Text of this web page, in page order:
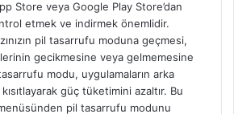
Store veya Google Play Store’dan
etmek ve indirmek önemlidir.
pil tasarrufu moduna geçmesi,
gecikmesine veya gelmemesine
modu, uygulamaların arka
kısıtlayarak güç tüketimini azaltır. Bu
pil tasarrufu modunu